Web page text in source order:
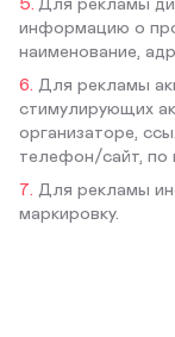
информацию о
наименование,
Для рекламы
стимулирующих
организаторе,
телефон/сайт, по
Для рекламы
маркировку.